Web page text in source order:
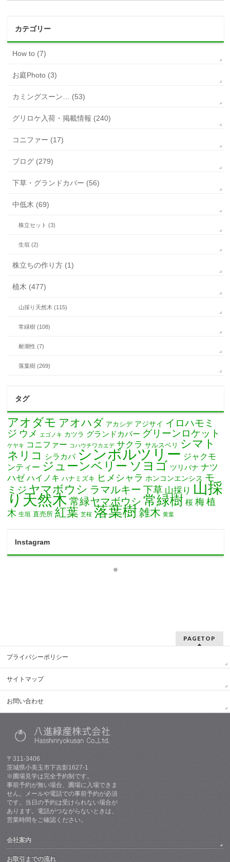
カテゴリー
How to (7)
お庭Photo (3)
カミングスーン… (53)
グリロケ入荷・掲載情報 (240)
コニファー (17)
ブログ (279)
下草・グランドカバー (56)
中低木 (69)
株立セット (3)
生垣 (2)
株立ちの作り方 (1)
植木 (477)
山採り天然木 (115)
常緑樹 (108)
耐潮性 (7)
落葉樹 (269)
タグ
アオダモ アオハダ アカシデ アジサイ イロハモミ
ジ ウメ エゴノキ カツラ グランドカバー グリーンロケット
ケヤキ コニファー コハウチワカエデ サクラ サルスベリ シマト
ネリコ
シラカバ シンボルツリー ジャクモ
ンティー ジューンベリー ソヨゴ ツリバナ ナツ
ハゼ ハイノキ ハナミズキ ヒメシャラ ホンコンエンシス モ
ミジ ヤマボウシ ラマルキー 下草 山採り 山採
り天然木 常緑ヤマボウシ 常緑樹 桜 梅 植
木 生垣 直売所 紅葉 芝桜 落葉樹 雑木 黄葉
Instagram
PAGETOP
プライバシーポリシー
サイトマップ
お問い合わせ
〒311-3406
茨城県小美玉市下吉影1627-1
※圃場見学は完全予約制です。
事前予約が無い場合、圃場に入場できま
せん。メールや電話での事前予約が必須
です。当日の予約は受けられない場合が
あります。電話がつながらないときは、
営業時間をご確認ください。
会社案内
お取引までの流れ